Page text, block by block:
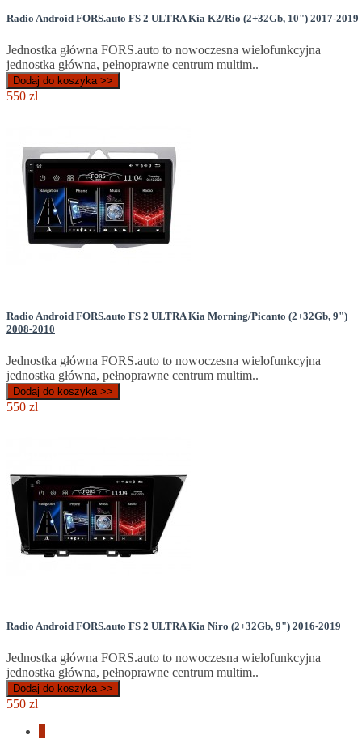
Radio Android FORS.auto FS 2 ULTRA Kia K2/Rio (2+32Gb, 10") 2017-2019
Jednostka główna FORS.auto to nowoczesna wielofunkcyjna
jednostka główna, pełnoprawne centrum multim..
Dodaj do koszyka >>
550 zl
Radio Android FORS.auto FS 2 ULTRA Kia Morning/Picanto (2+32Gb, 9")
2008-2010
Jednostka główna FORS.auto to nowoczesna wielofunkcyjna
jednostka główna, pełnoprawne centrum multim..
Dodaj do koszyka >>
550 zl
Radio Android FORS.auto FS 2 ULTRA Kia Niro (2+32Gb, 9") 2016-2019
Jednostka główna FORS.auto to nowoczesna wielofunkcyjna
jednostka główna, pełnoprawne centrum multim..
Dodaj do koszyka >>
550 zl